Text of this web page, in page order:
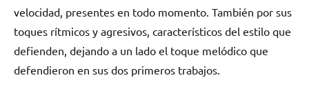
velocidad, presentes en todo momento. También por sus
toques rítmicos y agresivos, característicos del estilo que
defienden, dejando a un lado el toque melódico que
defendieron en sus dos primeros trabajos.